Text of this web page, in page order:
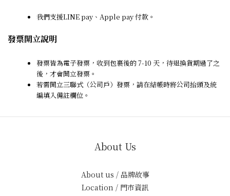
我們支援LINE pay、Apple pay 付款。
發票開立說明
發票皆為電子發票，收到包裹後的 7-10 天，待退換貨期過了之
後，才會開立發票。
若需開立三聯式（公司戶）發票，請在結帳時將公司抬頭及統
編填入備註欄位。
About Us
About us / 品牌故事
Location / 門市資訊